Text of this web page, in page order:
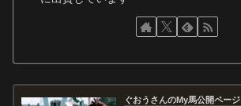
ぐおうさんのMy馬公開ページ